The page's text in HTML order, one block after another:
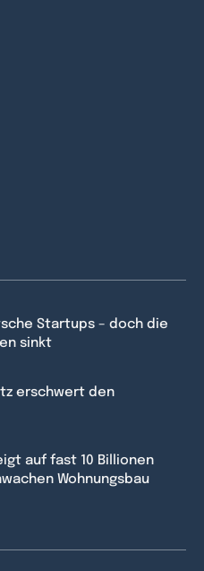
Startups – doch die
sinkt
erschwert den
auf fast 10 Billionen
Wohnungsbau